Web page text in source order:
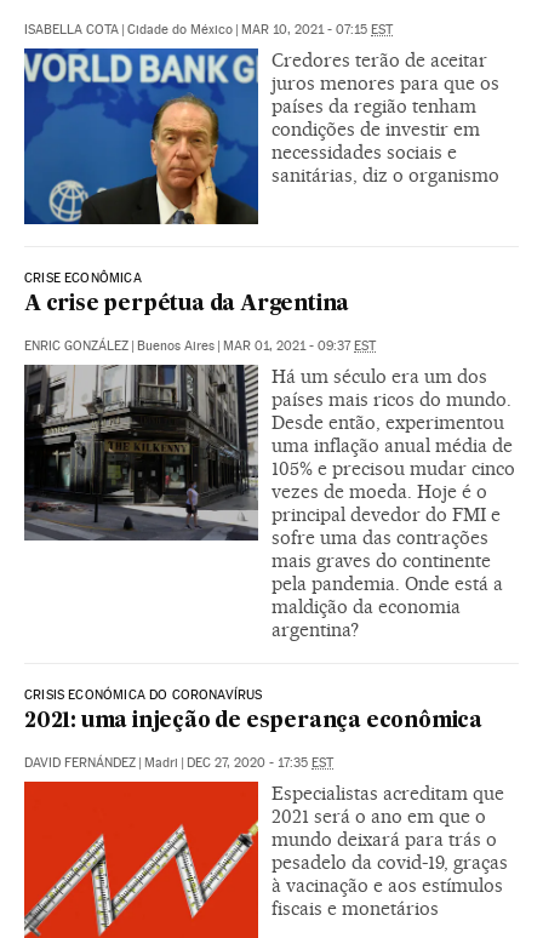
ISABELLA COTA | Cidade do México | MAR 10, 2021 - 07:15 EST
Credores terão de aceitar
juros menores para que os
países da região tenham
condições de investir em
necessidades sociais e
sanitárias, diz o organismo
CRISE ECONÔMICA
A crise perpétua da Argentina
ENRIC GONZÁLEZ | Buenos Aires | MAR 01, 2021 - 09:37EST
Há um século era um dos
países mais ricos do mundo.
Desde então, experimentou
uma inflação anual média de
105% e precisou mudar cinco
vezes de moeda. Hoje é o
principal devedor do FMI e
sofre uma das contrações
mais graves do continente
pela pandemia. Onde está a
maldição da economia
argentina?
CRISIS ECONÓMICA DO CORONAVÍRUS
2021: uma injeção de esperança econômica
DAVID FERNÁNDEZ | Madri | DEC 27, 2020 - 17:35 EST
Especialistas acreditam que
2021 será o ano em que o
mundo deixará para trás o
pesadelo da covid-19, graças
à vacinação e aos estímulos
fiscais e monetários